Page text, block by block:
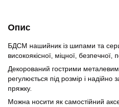
Опис
БДСМ нашийник із шипами та
високоякісної, міцної, безпечної,
Декорований гострими
регулюється під розмір і надійно
пряжку.
Можна носити як самостійний